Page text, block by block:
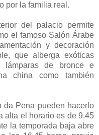
por la familia real.
del palacio permite
el famoso Salón Árabe
y decoración
que alberga exóticas
lámparas de bronce e
china como también
da Pena pueden hacerlo
alta el horario es de 9.45
la temporada baja abre